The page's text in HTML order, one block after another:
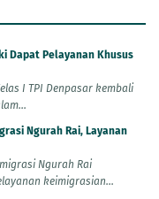
Dapat Pelayanan Khusus
I TPI Denpasar kembali
Ngurah Rai, Layanan
Ngurah Rai
keimigrasian...